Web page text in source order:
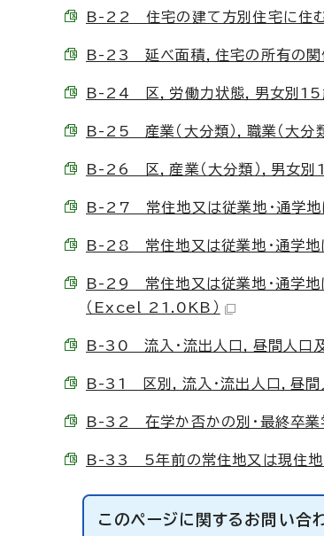
B-22 住宅の建て方別住宅に住む
B-23 延べ面積，住宅の所有の
B-24 区，労働力状態，男女別
B-25 産業（大分類），職業（大
B-26 区，産業（大分類），男女
B-27 常住地又は従業地・通学
B-28 常住地又は従業地・通学地
B-29 常住地又は従業地・通学地
（Excel 21.0KB）
B-30 流入・流出人口，昼間人口
B-31 区別，流入・流出人口，昼
B-32 在学か否かの別・最終卒業
B-33 5年前の常住地又は現住地
このページに関する お問い合